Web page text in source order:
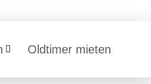
Oldtimer mieten